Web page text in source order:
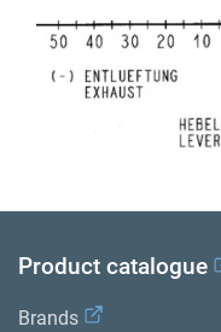
Product catalogue
Brands